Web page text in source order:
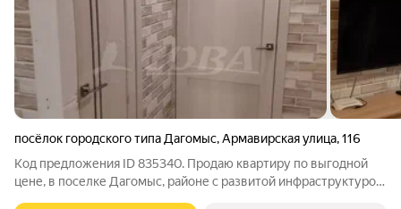
посёлок городского типа Дагомыс,Армавирская улица,116
Код предложения ID 835340. Продаю квартиру по выгодной
цене, в поселке Дагомыс, районе с развитой инфраструктурой.